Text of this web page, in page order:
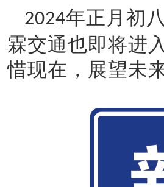
2024年正月初
霖交通也即将进
惜现在，展望未来